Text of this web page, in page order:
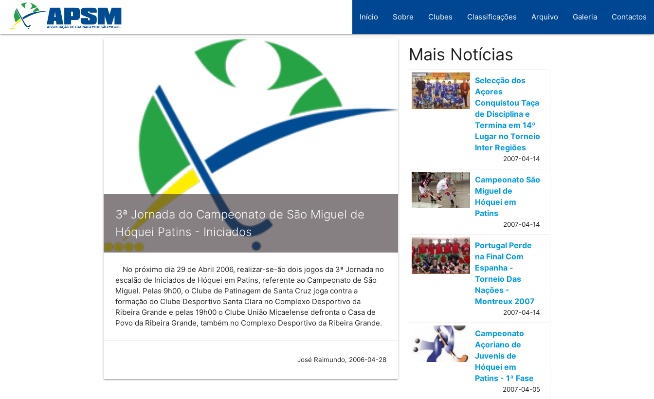
Início Sobre Clubes Classificações Arquivo Galeria Contactos
3ª Jornada do Campeonato de São Miguel de
Hóquei Patins - Iniciados
No próximo dia 29 de Abril 2006, realizar-se-ão dois jogos da 3ª Jornada no
escalão de Iniciados de Hóquei em Patins, referente ao Campeonato de São
Miguel. Pelas 9h00, o Clube de Patinagem de Santa Cruz joga contra a
formação do Clube Desportivo Santa Clara no Complexo Desportivo da
Ribeira Grande e pelas 19h00 o Clube União Micaelense defronta o Casa de
Povo da Ribeira Grande, também no Complexo Desportivo da Ribeira Grande.
José Raimundo, 2006-04-28
Mais Notícias
Selecção dos
Açores
Conquistou Taça
de Disciplina e
Termina em 14º
Lugar no Torneio
Inter Regiões
2007-04-14
Campeonato São
Miguel de
Hóquei em
Patins
2007-04-14
Portugal Perde
na Final Com
Espanha -
Torneio Das
Nações -
Montreux 2007
2007-04-14
Campeonato
Açoriano de
Juvenis de
Hóquei em
Patins - 1ª Fase
2007-04-05